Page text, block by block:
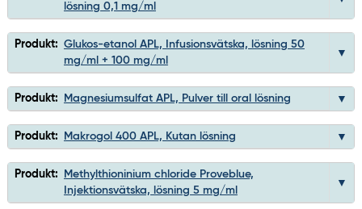
lösning 0,1 mg/ml
Produkt: Glukos-etanol APL, Infusionsvätska, lösning 50
mg/ml + 100 mg/ml
Produkt: Magnesiumsulfat APL, Pulver till oral lösning
Produkt: Makrogol 400 APL, Kutan lösning
Produkt:
Methylthioninium chloride Proveblue,
Injektionsvätska, lösning 5 mg/ml